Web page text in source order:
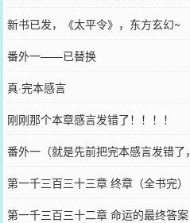
新书已发，《太平令》，东方玄幻~
番外一——已替换
真·完本感言
刚刚那个本章感言发错了！！！！
番外一（就是先前把完本感言发错了
第一千三百三十三章 终章（全书完）
第一千三百三十二章 命运的最终答案